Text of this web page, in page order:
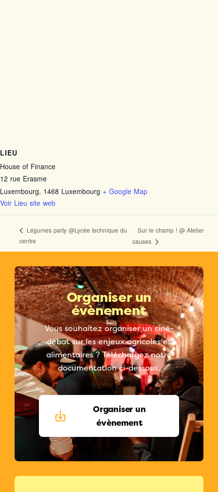
LIEU
House of Finance
12 rue Erasme
Luxembourg, 1468 Luxembourg + Google Map
Voir Lieu site web
Légumes party @Lycée technique du
centre
Sur le champ ! @ Atelier
causes
Organiser un
évènement
Vous souhaitez organiser un ciné-
débat sur les enjeux agricoles et
alimentaires ? Téléchargez notre
documentation ci-dessous.
Organiser un
évènement